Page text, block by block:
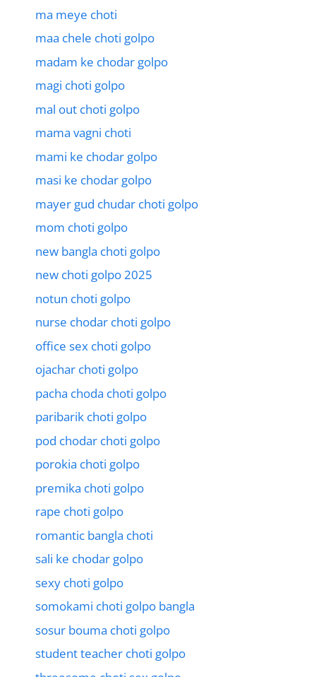
ma meye choti
maa chele choti golpo
madam ke chodar golpo
magi choti golpo
mal out choti golpo
mama vagni choti
mami ke chodar golpo
masi ke chodar golpo
mayer gud chudar choti golpo
mom choti golpo
new bangla choti golpo
new choti golpo 2025
notun choti golpo
nurse chodar choti golpo
office sex choti golpo
ojachar choti golpo
pacha choda choti golpo
paribarik choti golpo
pod chodar choti golpo
porokia choti golpo
premika choti golpo
rape choti golpo
romantic bangla choti
sali ke chodar golpo
sexy choti golpo
somokami choti golpo bangla
sosur bouma choti golpo
student teacher choti golpo